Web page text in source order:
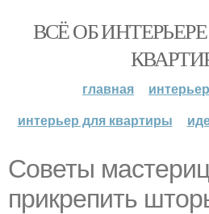
ВСЁ ОБ
главная
интерьер для квартиры
Советы
прикрепить